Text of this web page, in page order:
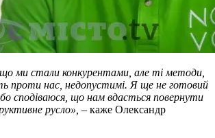
ми стали конкурентами, але ті методи,
проти нас, недопустимі. Я ще не готовий
сподіваюся, що нам вдасться повернути
русло», – каже Олександр